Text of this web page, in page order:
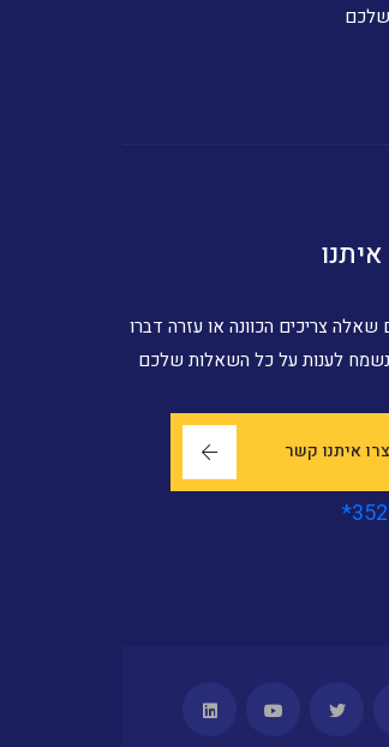
שלכם
שאלה צריכים הכוונה או עזרה דברו
לענות על כל השאלות שלכם
צרו איתנו קשר